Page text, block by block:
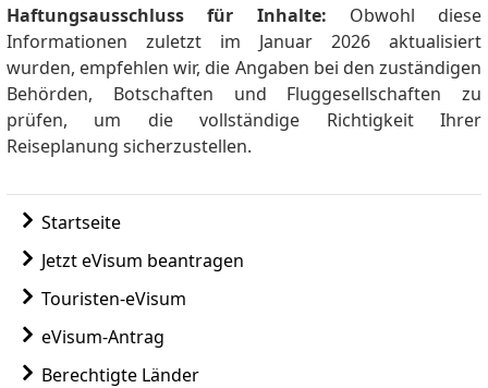
beantragen, holen Sie das Antragsformular bei der
Botschaft ab, füllen Sie es aus, fügen Sie die
erforderlichen Unterlagen bei, zahlen Sie die
Gebühr und reichen Sie alles persönlich bei den
zuständigen Behörden ein.
Haftungsausschluss für Inhalte: Obwohl diese
Informationen zuletzt im Januar 2026 aktualisiert
wurden, empfehlen wir, die Angaben bei den zuständigen
Behörden, Botschaften und Fluggesellschaften zu
prüfen, um die vollständige Richtigkeit Ihrer
Reiseplanung sicherzustellen.
Startseite
Jetzt eVisum beantragen
Touristen-eVisum
eVisum-Antrag
Berechtigte Länder